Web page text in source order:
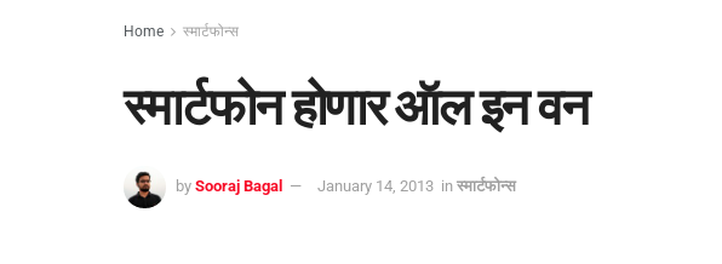
Home स्मार्टफोन्स
स्मार्टफोन होणार ऑल इन वन
by Sooraj Bagal January 14, 2013 in स्मार्टफोन्स